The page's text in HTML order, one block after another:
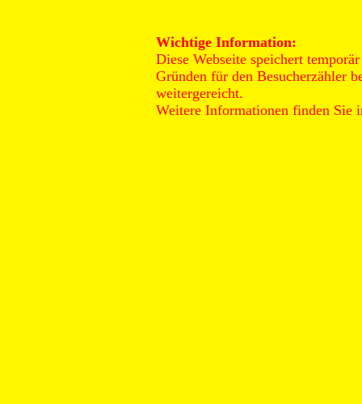
Wichtige Information:
Diese Webseite speichert
Gründen für den Besucherzähler
weitergereicht.
Weitere Informationen finden Sie